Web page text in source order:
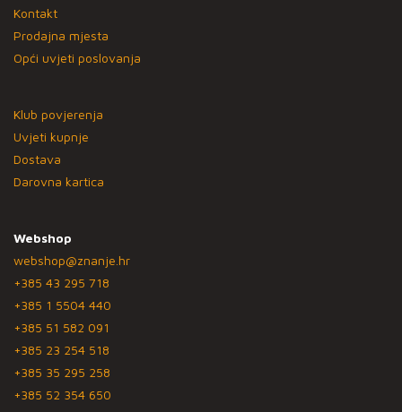
Kontakt
Prodajna mjesta
Opći uvjeti poslovanja
Klub povjerenja
Uvjeti kupnje
Dostava
Darovna kartica
Webshop
webshop@znanje.hr
+385 43 295 718
+385 1 5504 440
+385 51 582 091
+385 23 254 518
+385 35 295 258
+385 52 354 650